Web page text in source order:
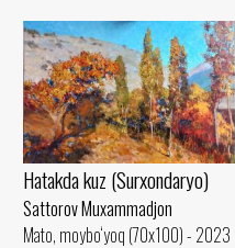
Hatakda kuz (Surxondaryo)
Sattorov Muxammadjon
Mato, moybo‘yoq (70x100) - 2023